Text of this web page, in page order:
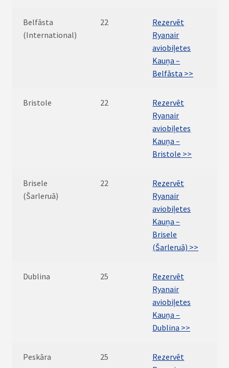
Belfāsta
(International)
22
Rezervēt
Ryanair
aviobiļetes
Kauņa –
Belfāsta >>
Bristole 22
Rezervēt
Ryanair
aviobiļetes
Kauņa –
Bristole >>
Brisele
(Šarleruā)
22
Rezervēt
Ryanair
aviobiļetes
Kauņa –
Brisele
(Šarleruā) >>
Dublina 25
Rezervēt
Ryanair
aviobiļetes
Kauņa –
Dublina >>
Peskāra 25
Rezervēt